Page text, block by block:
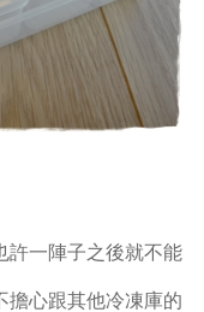
許一陣子之後就不能
擔心跟其他冷凍庫的